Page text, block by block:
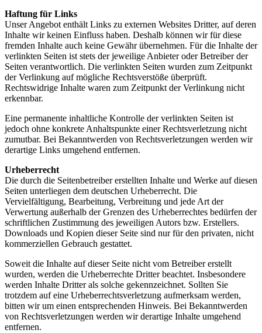
Haftung für Links
Unser Angebot enthält Links zu externen Websites Dritter, auf deren
Inhalte wir keinen Einfluss haben. Deshalb können wir für diese
fremden Inhalte auch keine Gewähr übernehmen. Für die Inhalte der
verlinkten Seiten ist stets der jeweilige Anbieter oder Betreiber der
Seiten verantwortlich. Die verlinkten Seiten wurden zum Zeitpunkt
der Verlinkung auf mögliche Rechtsverstöße überprüft.
Rechtswidrige Inhalte waren zum Zeitpunkt der Verlinkung nicht
erkennbar.
Eine permanente inhaltliche Kontrolle der verlinkten Seiten ist
jedoch ohne konkrete Anhaltspunkte einer Rechtsverletzung nicht
zumutbar. Bei Bekanntwerden von Rechtsverletzungen werden wir
derartige Links umgehend entfernen.
Urheberrecht
Die durch die Seitenbetreiber erstellten Inhalte und Werke auf diesen
Seiten unterliegen dem deutschen Urheberrecht. Die
Vervielfältigung, Bearbeitung, Verbreitung und jede Art der
Verwertung außerhalb der Grenzen des Urheberrechtes bedürfen der
schriftlichen Zustimmung des jeweiligen Autors bzw. Erstellers.
Downloads und Kopien dieser Seite sind nur für den privaten, nicht
kommerziellen Gebrauch gestattet.
Soweit die Inhalte auf dieser Seite nicht vom Betreiber erstellt
wurden, werden die Urheberrechte Dritter beachtet. Insbesondere
werden Inhalte Dritter als solche gekennzeichnet. Sollten Sie
trotzdem auf eine Urheberrechtsverletzung aufmerksam werden,
bitten wir um einen entsprechenden Hinweis. Bei Bekanntwerden
von Rechtsverletzungen werden wir derartige Inhalte umgehend
entfernen.